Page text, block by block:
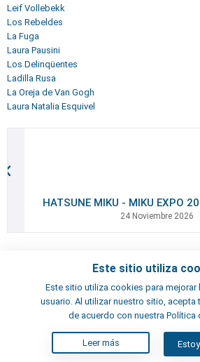
Leif Vollebekk
Los Rebeldes
La Fuga
Laura Pausini
Los Delinqüentes
Ladilla Rusa
La Oreja de Van Gogh
Laura Natalia Esquivel
24 Noviembre 2026
Este sitio utiliza
Este sitio utiliza cookies para mejorar
usuario. Al utilizar nuestro sitio,
de acuerdo con nuestra Política
Leer más
Términos y condiciones